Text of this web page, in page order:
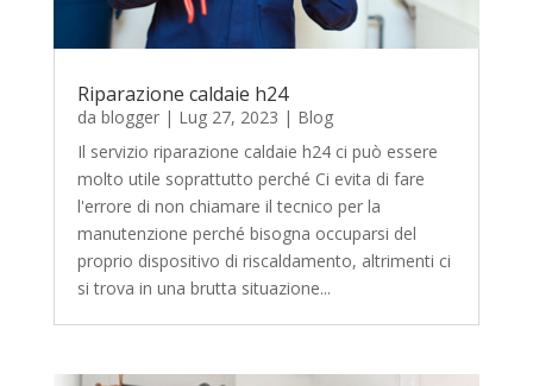
Riparazione caldaie h24
da blogger| Lug 27, 2023 | Blog
Il servizio riparazione caldaie h24 ci può essere
molto utile soprattutto perché Ci evita di fare
l'errore di non chiamare il tecnico per la
manutenzione perché bisogna occuparsi del
proprio dispositivo di riscaldamento, altrimenti ci
si trova in una brutta situazione...